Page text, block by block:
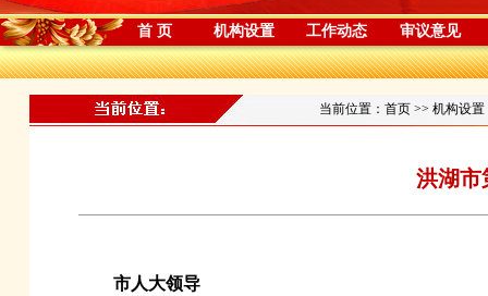
首 页 机构设置 工作动态 审议意见
当前位置： 首页>> 机构设置
洪湖市
市人大领导